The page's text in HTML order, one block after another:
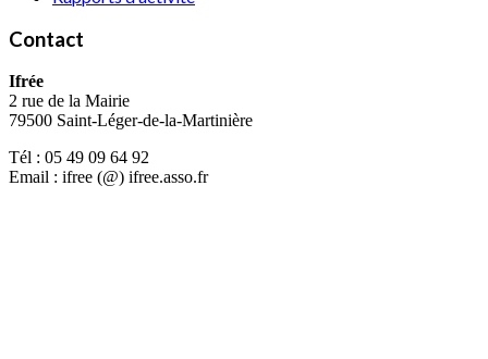
Contact
Ifrée
2 rue de la Mairie
79500 Saint-Léger-de-la-Martinière
Tél : 05 49 09 64 92
Email : ifree (@) ifree.asso.fr